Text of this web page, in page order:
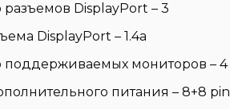
разъемов DisplayPort – 3
DisplayPort – 1.4a
поддерживаемых мониторов – 4
питания – 8+8 pin